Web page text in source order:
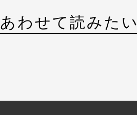
あわせて読みたい